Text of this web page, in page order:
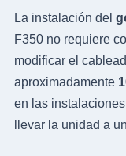
La instalación del
F350 no requiere
modificar el
aproximadamente
en las
llevar la unidad a